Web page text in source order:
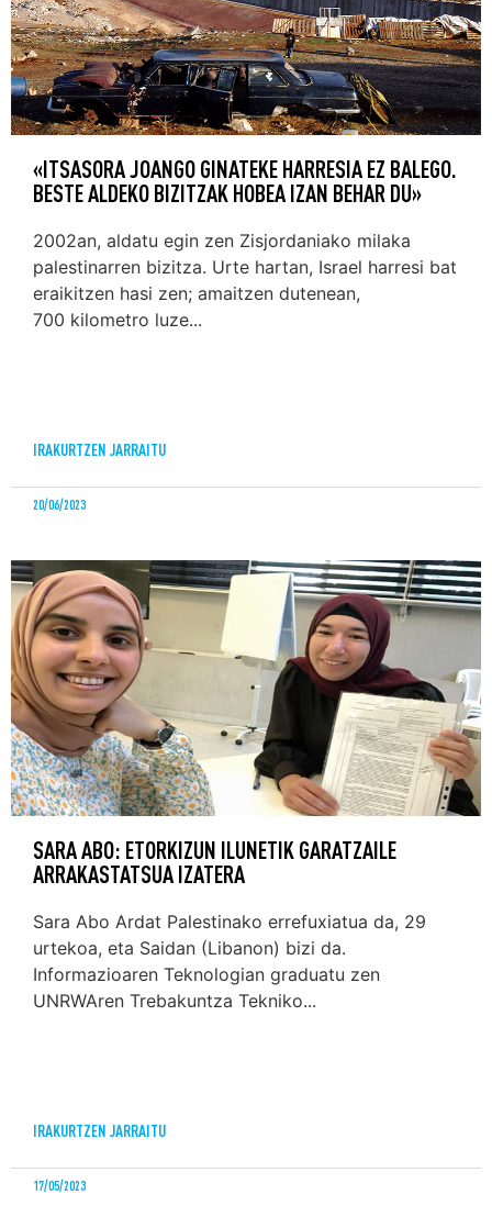
«ITSASORA JOANGO GINATEKE HARRESIA EZ BALEGO.
BESTE ALDEKO BIZITZAK HOBEA IZAN BEHAR DU»
2002an, aldatu egin zen Zisjordaniako milaka
palestinarren bizitza. Urte hartan, Israel harresi bat
eraikitzen hasi zen; amaitzen dutenean,
700 kilometro luze...
IRAKURTZEN JARRAITU
20/06/2023
SARA ABO: ETORKIZUN ILUNETIK GARATZAILE
ARRAKASTATSUA IZATERA
Sara Abo Ardat Palestinako errefuxiatua da, 29
urtekoa, eta Saidan (Libanon) bizi da.
Informazioaren Teknologian graduatu zen
UNRWAren Trebakuntza Tekniko...
IRAKURTZEN JARRAITU
17/05/2023